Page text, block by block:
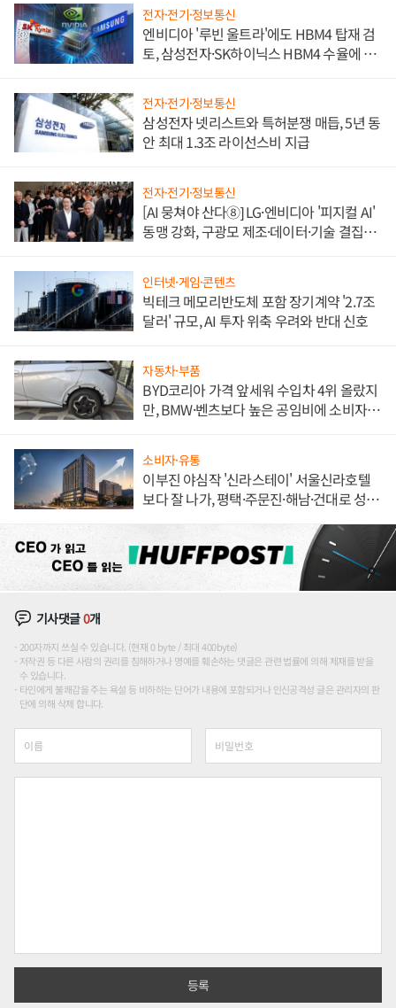
전자·전기·정보통신
엔비디아 '루빈 울트라'에도 HBM4 탑재 검
토, 삼성전자·SK하이닉스 HBM4 수율에 주
전자·전기·정보통신
삼성전자 넷리스트와 특허분쟁 매듭, 5년 동
안 최대 1.3조 라이선스비 지급
전자·전기·정보통신
[AI 뭉쳐야 산다⑧] LG·엔비디아 '피지컬 AI'
동맹 강화, 구광모 제조·데이터·기술 결집
인터넷·게임·콘텐츠
빅테크 메모리반도체 포함 장기계약 '2.7조
달러' 규모, AI 투자 위축 우려와 반대 신호
자동차·부품
BYD코리아 가격 앞세워 수입차 4위 올랐지
만, BMW·벤츠보다 높은 공임비에 소비자
소비자·유통
이부진 야심작 '신라스테이' 서울신라호텔
보다 잘 나가, 평택·주문진·해남·건대로 성
기사댓글0개
200자까지 쓰실 수 있습니다. (현재 0 byte / 최대 400byte)
저작권 등 다른 사람의 권리를 침해하거나 명예를 훼손하는 댓글은 관련 법률에 의해 제재를 받을
수 있습니다.
타인에게 불쾌감을 주는 욕설 등 비하하는 단어가 내용에 포함되거나 인신공격성 글은 관리자의 판
단에 의해 삭제 합니다.